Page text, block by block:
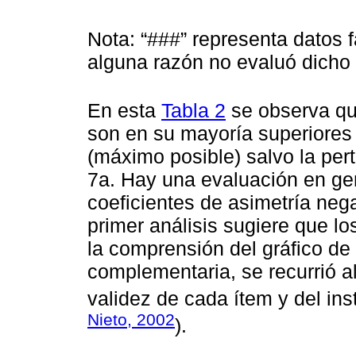
Nota: “###” representa
alguna razón no evaluó
En esta Tabla 2 se observa
son en su mayoría
(máximo posible) salvo la
7a. Hay una evaluación en
coeficientes de asimetría
primer análisis sugiere que
la comprensión del gráfico
complementaria, se recurrió
validez de cada ítem y del
Nieto, 2002).